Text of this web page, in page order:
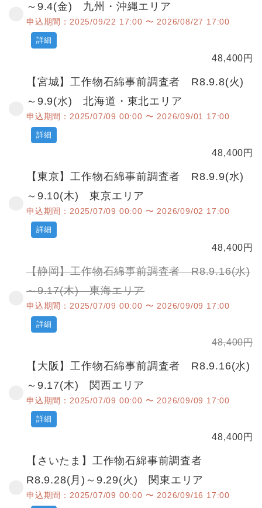
～9.4(金) 九州・沖縄エリア
申込期間：2025/09/22 17:00 〜 2026/08/27 17:00
詳細
48,400円
【宮城】工作物石綿事前調査者 R8.9.8(火)
～9.9(水) 北海道・東北エリア
申込期間：2025/07/09 00:00 〜 2026/09/01 17:00
詳細
48,400円
【東京】工作物石綿事前調査者 R8.9.9(水)
～9.10(木) 東京エリア
申込期間：2025/07/09 00:00 〜 2026/09/02 17:00
詳細
48,400円
【静岡】工作物石綿事前調査者 R8.9.16(水)
～9.17(木) 東海エリア
申込期間：2025/07/09 00:00 〜 2026/09/09 17:00
詳細
48,400円
【大阪】工作物石綿事前調査者 R8.9.16(水)
～9.17(木) 関西エリア
申込期間：2025/07/09 00:00 〜 2026/09/09 17:00
詳細
48,400円
【さいたま】工作物石綿事前調査者
R8.9.28(月)～9.29(火) 関東エリア
申込期間：2025/07/09 00:00 〜 2026/09/16 17:00